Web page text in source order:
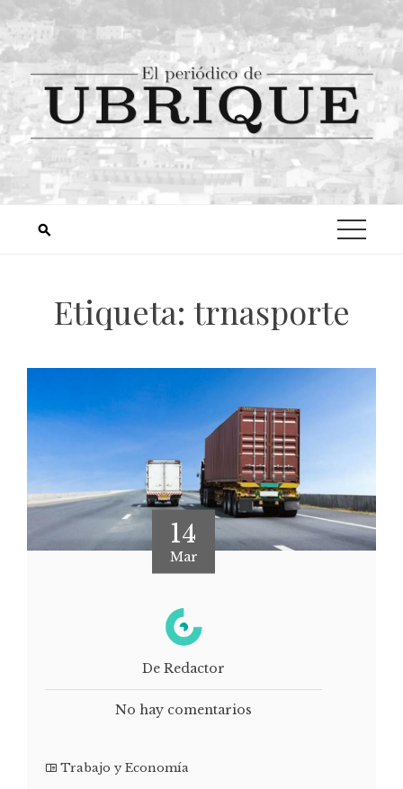
Etiqueta: trnasporte
14
Mar
De Redactor
No hay comentarios
Trabajo y Economía